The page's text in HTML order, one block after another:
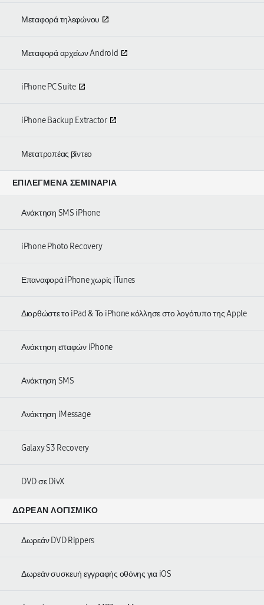
Μεταφορά τηλεφώνου
Μεταφορά αρχείων Android
iPhone PC Suite
iPhone Backup Extractor
Μετατροπέας βίντεο
ΕΠΙΛΕΓΜΈΝΑ ΣΕΜΙΝΆΡΙΑ
Ανάκτηση SMS iPhone
iPhone Photo Recovery
Επαναφορά iPhone χωρίς iTunes
Διορθώστε το iPad & Το iPhone κόλλησε στο λογότυπο της Apple
Ανάκτηση επαφών iPhone
Ανάκτηση SMS
Ανάκτηση iMessage
Galaxy S3 Recovery
DVD σε DivX
ΔΩΡΕΆΝ ΛΟΓΙΣΜΙΚΌ
Δωρεάν DVD Rippers
Δωρεάν συσκευή εγγραφής οθόνης για iOS